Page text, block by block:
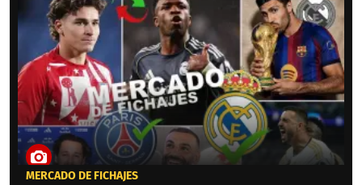
MERCADO DE FICHAJES